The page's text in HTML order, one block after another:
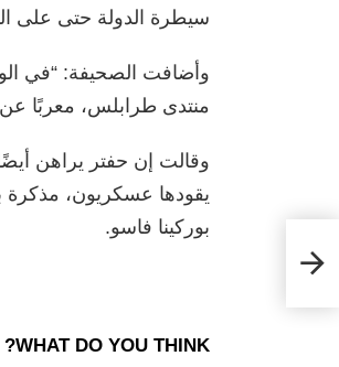
سيطرة الدولة حتى على
وأضافت الصحيفة: “في
منتدى طرابلس، معربًا عن
وقالت إن حفتر يراهن
يقودها عسكريون، مذكرة
بوركينا فاسو.
WHAT DO YOU THINK?